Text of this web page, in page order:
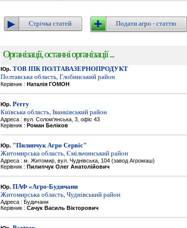
Стрічка статей Подати агро - статтю
Організації, останні організації ...
Юр. ТОВ ІПК ПОЛТАВАЗЕРНОПРОДУКТ
Полтавська область, Глобинський район
Керівник : Наталія ГОМОН
Юр. Perry
Київська область, Іванківський район
Адреса : вул. Солом'янська, 3, офіс 43
Керівник : Роман Беліков
Юр. "Пилипчук Агро Сервіс"
Житомирська область, Ємільчинський район
Адреса : м. Житомир, вул. Чуднівська, 104 (завод Агромаш)
Керівник : Пилипчук Олег Анатолійович
Юр. ПАФ «Агро-Будичани
Житомирська область, Чуднівський район
Адреса : Будичани
Керівник : Сачук Василь Вікторович